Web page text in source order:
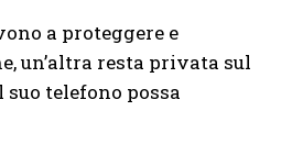
a proteggere e
un’altra resta privata sul
telefono possa